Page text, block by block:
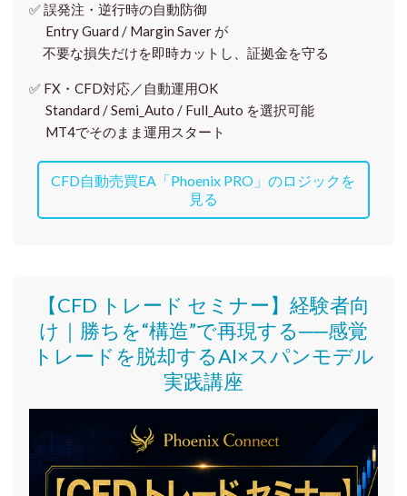
✅誤発注・逆行時の自動防御
Entry Guard / Margin Saver が
不要な損失だけを即時カットし、証拠金を守る
✅ FX・CFD対応／自動運用OK
Standard / Semi_Auto / Full_Auto を選択可能
MT4でそのまま運用スタート
CFD自動売買EA「Phoenix PRO」のロジックを
見る
【CFD トレード セミナー】 経験者向
け｜ 勝ちを“構造”で再現する──感覚
トレードを脱却するAI×スパンモデル
実践講座